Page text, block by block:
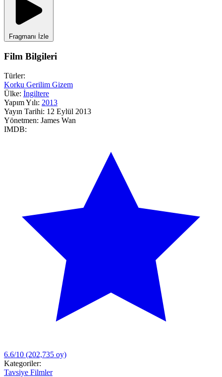
Fragmanı İzle
Film Bilgileri
Türler:
Korku Gerilim Gizem
Ülke: İngiltere
Yapım Yılı: 2013
Yayın Tarihi: 12 Eylül 2013
Yönetmen: James Wan
IMDB:
6.6/10 (202,735 oy)
Kategoriler:
Tavsiye Filmler